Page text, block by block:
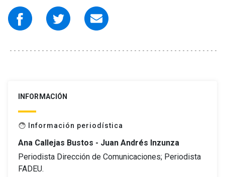
INFORMACIÓN
face Información periodística
Ana Callejas Bustos - Juan Andrés Inzunza
Periodista Dirección de Comunicaciones; Periodista
FADEU.